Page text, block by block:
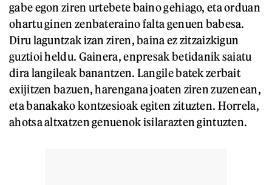
gabe egon ziren urtebete baino gehiago, eta orduan
ohartu ginen zenbateraino falta genuen babesa.
Diru laguntzak izan ziren, baina ez zitzaizkigun
guztioi heldu. Gainera, enpresak betidanik saiatu
dira langileak banantzen. Langile batek zerbait
exijitzen bazuen, harengana joaten ziren zuzenean,
eta banakako kontzesioak egiten zituzten. Horrela,
ahotsa altxatzen genuenok isilarazten gintuzten.